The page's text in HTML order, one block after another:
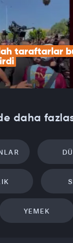
taraftarlar
daha
YEMEK